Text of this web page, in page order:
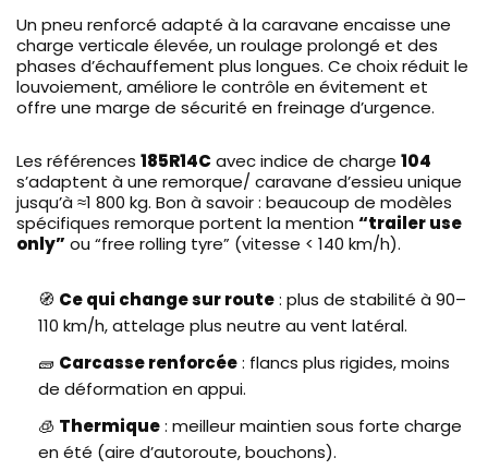
Un pneu renforcé adapté à la caravane encaisse une
charge verticale élevée, un roulage prolongé et des
phases d’échauffement plus longues. Ce choix réduit le
louvoiement, améliore le contrôle en évitement et
offre une marge de sécurité en freinage d’urgence.
Les références 185R14Cavec indice de charge 104
s’adaptent à une remorque/ caravane d’essieu unique
jusqu’à ≈1 800 kg. Bon à savoir : beaucoup de modèles
spécifiques remorque portent la mention “trailer use
only” ou “free rolling tyre” (vitesse < 140 km/h).
🧭 Ce qui change sur route: plus de stabilité à 90–
110 km/h, attelage plus neutre au vent latéral.
🧱 Carcasse renforcée: flancs plus rigides, moins
de déformation en appui.
🧊 Thermique: meilleur maintien sous forte charge
en été (aire d’autoroute, bouchons).